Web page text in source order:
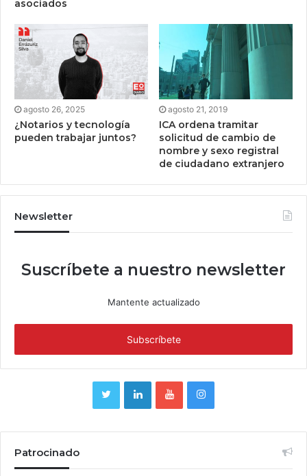
asociados
agosto 26, 2025
¿Notarios y tecnología
pueden trabajar juntos?
agosto 21, 2019
ICA ordena tramitar
solicitud de cambio de
nombre y sexo registral
de ciudadano extranjero
Newsletter
Suscríbete a nuestro newsletter
Mantente actualizado
Patrocinado